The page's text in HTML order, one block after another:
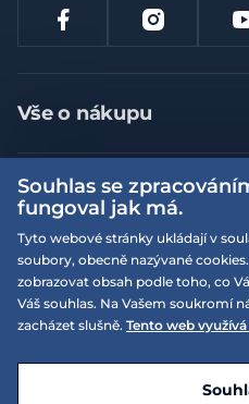
Vše o nákupu
Jak nakupovat
Nejčastější dotazy
Doprava a platba
Vrácení a výměna zboží
Reklamace
Velikostní tabulky
Více informací
Obchodní podmínky
Podmínky EQS
On-line katalogy
Naše prodejny
EQS Rudná
E-shop vytvořila a technicky
Souhlas se
fungoval jak má.
Tyto webové stránky ukládají v
soubory, obecně nazývané
zobrazovat obsah podle toho, co
Váš souhlas. Na Vašem soukromí
zacházet slušně. Tento web